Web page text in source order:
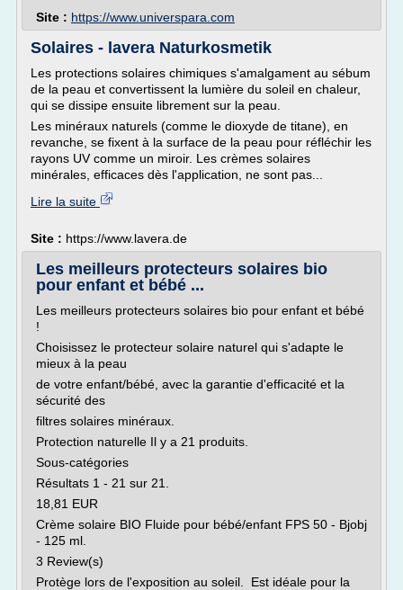
Site : https://www.universpara.com
Solaires - lavera Naturkosmetik
Les protections solaires chimiques s'amalgament au sébum
de la peau et convertissent la lumière du soleil en chaleur,
qui se dissipe ensuite librement sur la peau.
Les minéraux naturels (comme le dioxyde de titane), en
revanche, se fixent à la surface de la peau pour réfléchir les
rayons UV comme un miroir. Les crèmes solaires
minérales, efficaces dès l'application, ne sont pas...
Lire la suite
Site : https://www.lavera.de
Les meilleurs protecteurs solaires bio
pour enfant et bébé ...
Les meilleurs protecteurs solaires bio pour enfant et bébé
!
Choisissez le protecteur solaire naturel qui s'adapte le
mieux à la peau
de votre enfant/bébé, avec la garantie d'efficacité et la
sécurité des
filtres solaires minéraux.
Protection naturelle Il y a 21 produits.
Sous-catégories
Résultats 1 - 21 sur 21.
18,81 EUR
Crème solaire BIO Fluide pour bébé/enfant FPS 50 - Bjobj
- 125 ml.
3 Review(s)
Protège lors de l'exposition au soleil. Est idéale pour la